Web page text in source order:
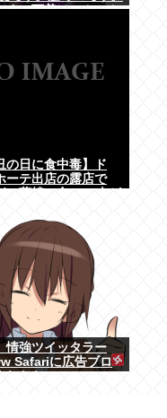
す。下着はテカテカ
の日に食中毒】ド
ーテ出店の露店で
情強ツイッタラー
Safariに広告ブロ